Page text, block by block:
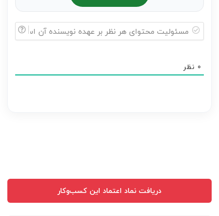
هر
0 نظر
دریافت نماد اعتماد این کسب‌وکار